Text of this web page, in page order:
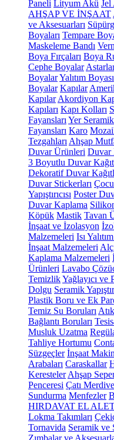
Paneli Lityum Akü Jel
AHŞAP VE İNŞAAT
ve Aksesuarları
Boyaları Tempare
Maskeleme Bandı
Boya Fırçaları Boya
Cephe Boyalar
BoyalarYalıtım Boyası
Boyalar Kapılar
Kapılar Akordiyon
Kapıları Kapı Kolları
Fayansları Yer
Fayansları Karo
Tezgahları Ahşap
Duvar Ürünleri Duvar
3 Boyutlu Duvar
Dekoratif Duvar
Duvar Stickerları
Yapıştırıcısı Poster
Duvar Kaplama
Köpük Mastik Tavan
İnşaat ve İzolasyon
Malzemeleri Isı
İnşaat Malzemeleri
Kaplama Malzemeleri
Ürünleri Lavabo
TemizlikYağlayıcı ve
Dolgu Seramik
Plastik Boru ve Ek
Temiz Su Boruları
Bağlantı Boruları
Musluk Uzatma
Tahliye Hortumu
Süzgeçler İnşaat
Arabaları Caraskallar
Keresteler Ahşap
Penceresi Çatı
Sundurma Menfezler
HIRDAVAT EL
Lokma Takımları
Tornavida Seramik ve
Zımbalar ve